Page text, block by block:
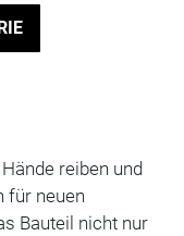
reiben und
für neuen
Bauteil nicht nur